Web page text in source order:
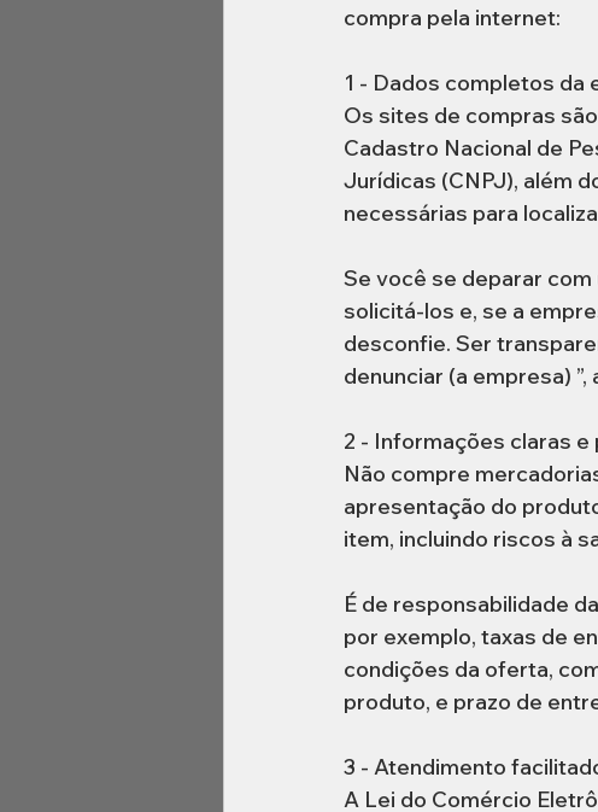
compra pela internet:
1 - Dados completos da
Os sites de compras
Cadastro Nacional de
Jurídicas (CNPJ), além
necessárias para
Se você se deparar
solicitá-los e, se a
desconfie. Ser
denunciar (a empresa)
2 - Informações claras
Não compre
apresentação do
item, incluindo riscos à
É de responsabilidade
por exemplo, taxas de
condições da oferta,
produto, e prazo de
3 - Atendimento
A Lei do Comércio